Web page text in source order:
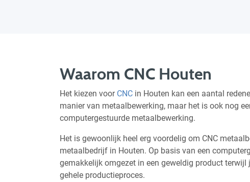
Waarom CNC Houten
Het kiezen voor CNC in Houten kan een aantal
manier van metaalbewerking, maar het is ook nog
computergestuurde metaalbewerking.
Het is gewoonlijk heel erg voordelig om CNC
metaalbedrijf in Houten. Op basis van een
gemakkelijk omgezet in een geweldig product
gehele productieproces.